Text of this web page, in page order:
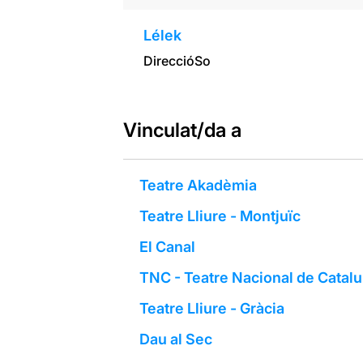
Lélek
DireccióSo
Vinculat/da a
Teatre Akadèmia
Teatre Lliure - Montjuïc
El Canal
TNC - Teatre Nacional de
Teatre Lliure - Gràcia
Dau al Sec